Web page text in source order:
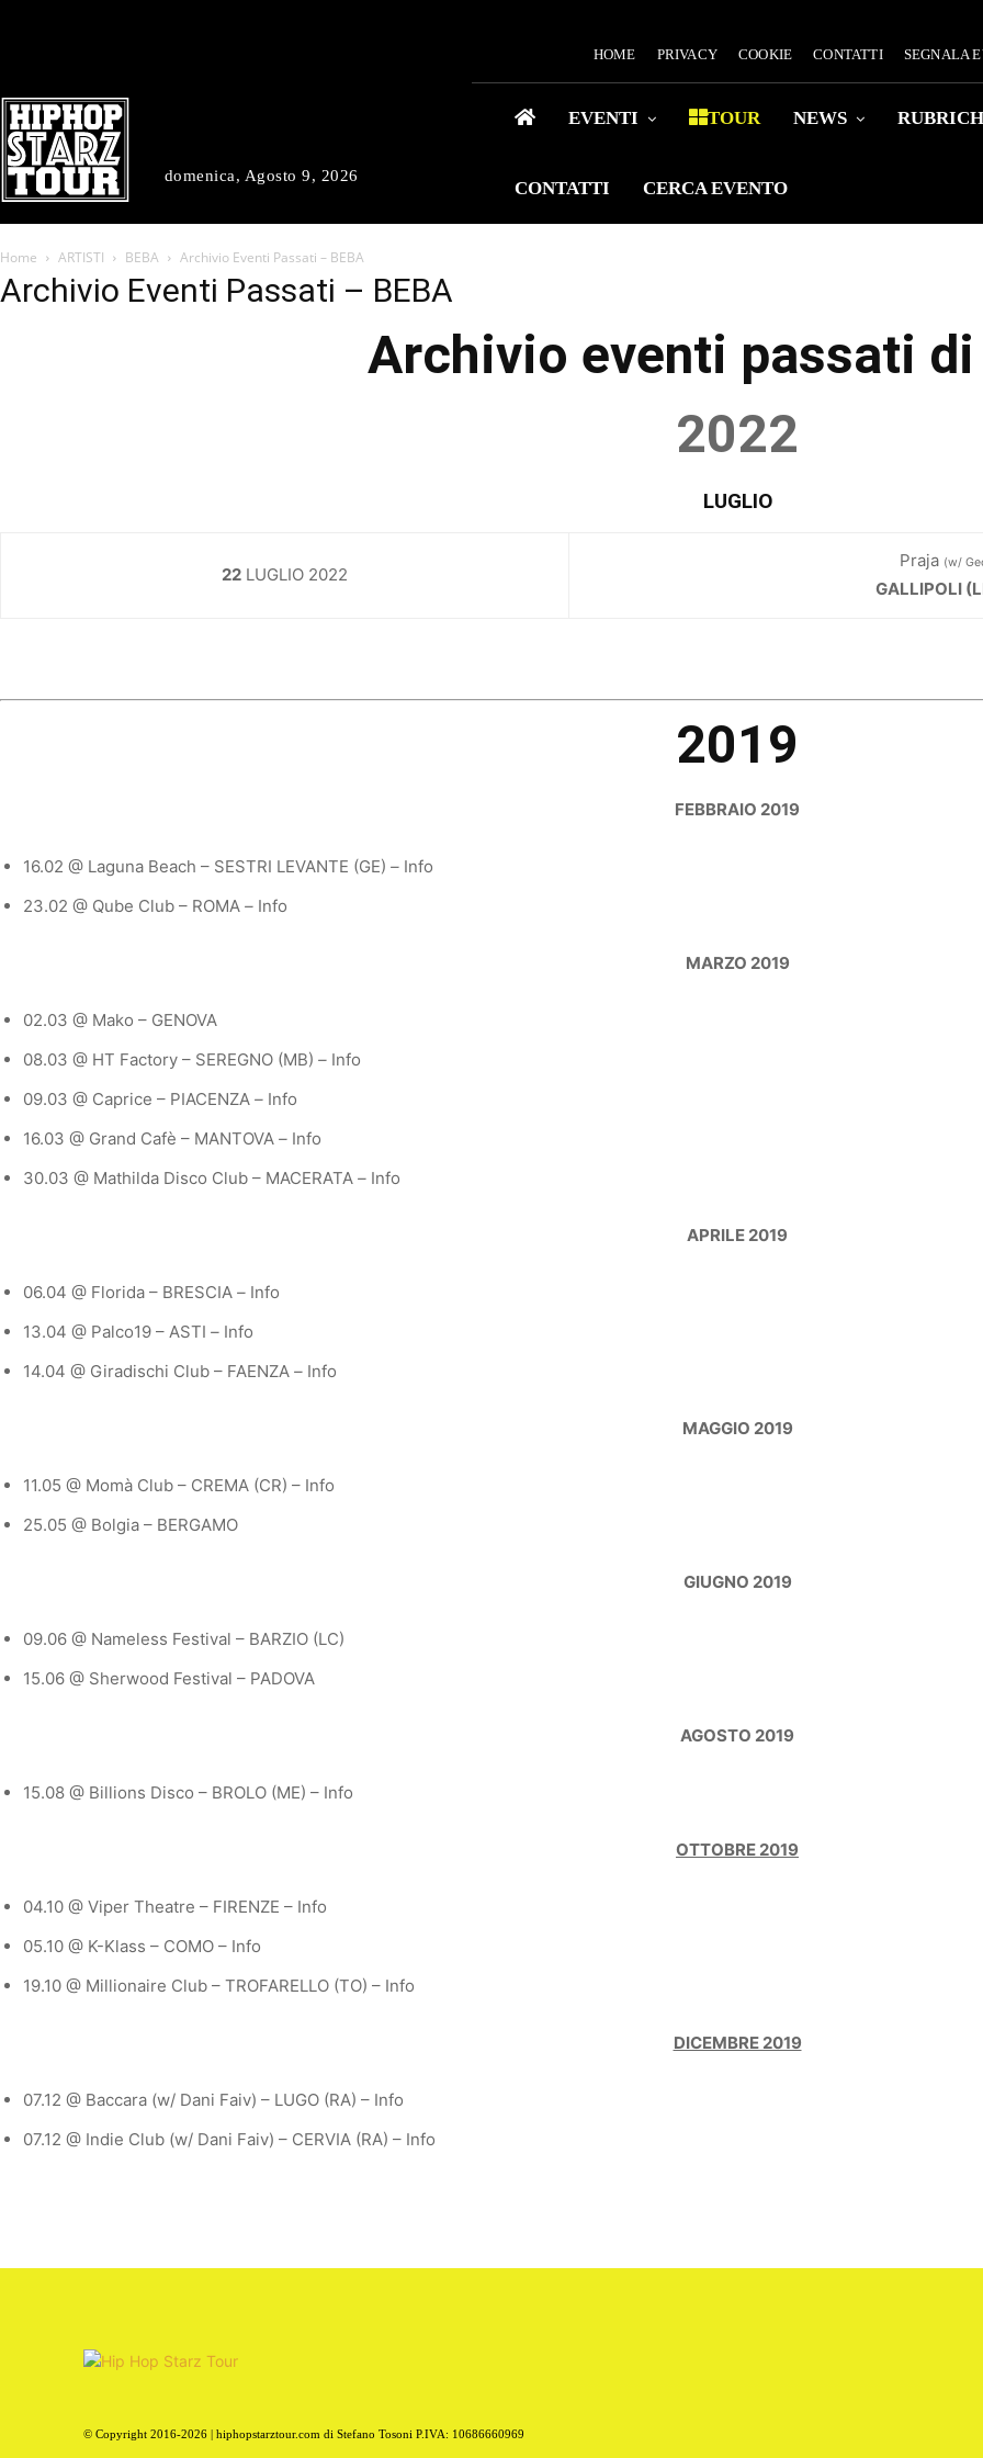
domenica, Agosto 9, 2026
HOME PRIVACY COOKIE CONTATTI SEGNALA
EVENTI TOUR NEWS
CONTATTI CERCA EVENTO
Home ARTISTI BEBA Archivio Eventi Passati – BEBA
Archivio Eventi Passati – BEBA
Archivio eventi passati di
2022
LUGLIO
22 LUGLIO 2022
Praja (w/
GALLIPOLI
2019
FEBBRAIO 2019
16.02 @ Laguna Beach – SESTRI LEVANTE (GE) – Info
23.02 @ Qube Club – ROMA – Info
MARZO 2019
02.03 @ Mako – GENOVA
08.03 @ HT Factory – SEREGNO (MB) – Info
09.03 @ Caprice – PIACENZA – Info
16.03 @ Grand Cafè – MANTOVA – Info
30.03 @ Mathilda Disco Club – MACERATA – Info
APRILE 2019
06.04 @ Florida – BRESCIA – Info
13.04 @ Palco19 – ASTI – Info
14.04 @ Giradischi Club – FAENZA – Info
MAGGIO 2019
11.05 @ Momà Club – CREMA (CR) – Info
25.05 @ Bolgia – BERGAMO
GIUGNO 2019
09.06 @ Nameless Festival – BARZIO (LC)
15.06 @ Sherwood Festival – PADOVA
AGOSTO 2019
15.08 @ Billions Disco – BROLO (ME) – Info
OTTOBRE 2019
04.10 @ Viper Theatre – FIRENZE – Info
05.10 @ K-Klass – COMO – Info
19.10 @ Millionaire Club – TROFARELLO (TO) – Info
DICEMBRE 2019
07.12 @ Baccara (w/ Dani Faiv) – LUGO (RA) – Info
07.12 @ Indie Club (w/ Dani Faiv) – CERVIA (RA) – Info
© Copyright 2016-2026 | hiphopstarztour.com di Stefano Tosoni P.IVA: 10686660969